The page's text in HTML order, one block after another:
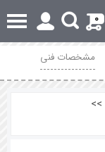
0
مشخصات فنی
>>